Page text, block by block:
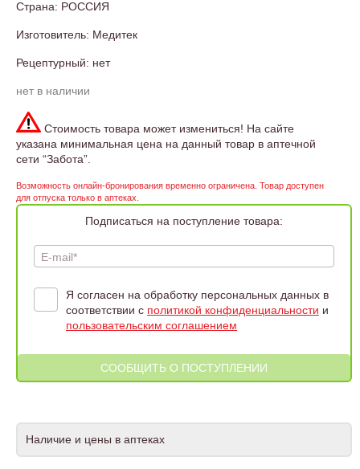
Страна: РОССИЯ
Изготовитель: Медитек
Рецептурный: нет
нет в наличии
Стоимость товара может измениться! На сайте
указана минимальная цена на данный товар в аптечной
сети “Забота”.
Возможность онлайн-бронирования временно ограничена. Товар доступен
для отпуска только в аптеках.
Подписаться на поступление товара:
E-mail*
Я согласен на обработку персональных данных в
соответствии с политикой конфиденциальности и
пользовательским соглашением
Наличие и цены в аптеках